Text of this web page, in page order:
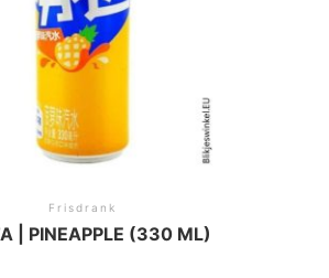
Frisdrank
| PINEAPPLE (330 ML)